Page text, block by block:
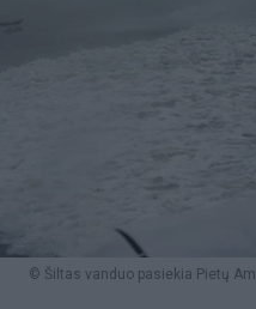
© Šiltas vanduo pasiekia Pietų